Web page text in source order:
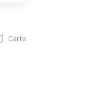
Carte